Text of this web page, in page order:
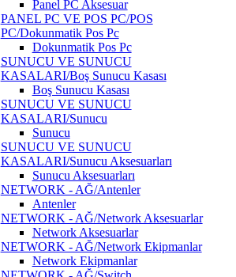
Panel PC Aksesuar
PANEL PC VE POS PC/POS
PC/Dokunmatik Pos Pc
Dokunmatik Pos Pc
SUNUCU VE SUNUCU
KASALARI/Boş Sunucu Kasası
Boş Sunucu Kasası
SUNUCU VE SUNUCU
KASALARI/Sunucu
Sunucu
SUNUCU VE SUNUCU
KASALARI/Sunucu Aksesuarları
Sunucu Aksesuarları
NETWORK - AĞ/Antenler
Antenler
NETWORK - AĞ/Network Aksesuarlar
Network Aksesuarlar
NETWORK - AĞ/Network Ekipmanlar
Network Ekipmanlar